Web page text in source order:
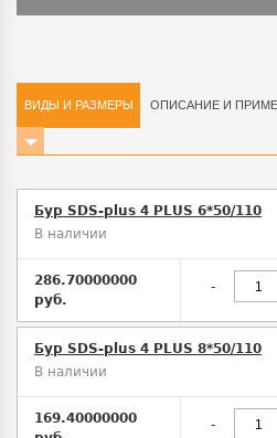
ВИДЫ И РАЗМЕРЫ ОПИСАНИЕ И
Бур SDS-plus 4 PLUS 6*50/110
В наличии
286.70000000
руб.
-
Бур SDS-plus 4 PLUS 8*50/110
В наличии
169.40000000
-